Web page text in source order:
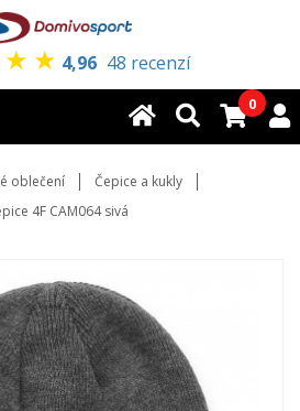
★ ★ 4,96 48 recenzí
0
oblečení
Čepice a kukly
4F CAM064 sivá